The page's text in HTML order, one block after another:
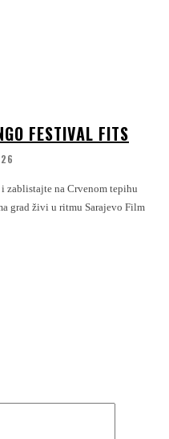
FESTIVAL FITS
zablistajte na Crvenom tepihu
grad živi u ritmu Sarajevo Film